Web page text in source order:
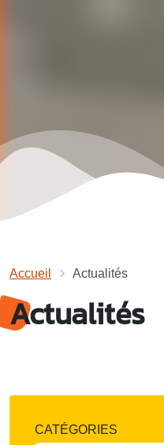
Accueil Actualités
Actualités
CATÉGORIES